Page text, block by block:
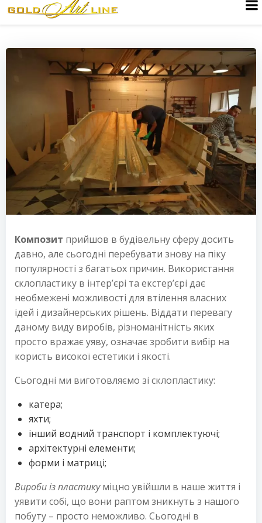
Композит прийшов в будівельну сферу досить
давно, але сьогодні перебувати знову на піку
популярності з багатьох причин. Використання
склопластику в інтер’єрі та екстер’єрі дає
необмежені можливості для втілення власних
ідей і дизайнерських рішень. Віддати перевагу
даному виду виробів, різноманітність яких
просто вражає уяву, означає зробити вибір на
користь високої естетики і якості.
Сьогодні ми виготовляємо зі склопластику:
катера;
яхти;
інший водний транспорт і комплектуючі;
архітектурні елементи;
форми і матриці;
Вироби із пластикуміцно увійшли в наше життя і
уявити собі, що вони раптом зникнуть з нашого
побуту – просто неможливо. Сьогодні в